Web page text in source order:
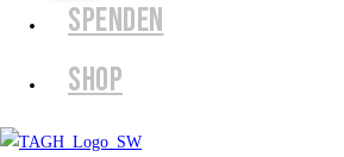
SPENDEN
SHOP